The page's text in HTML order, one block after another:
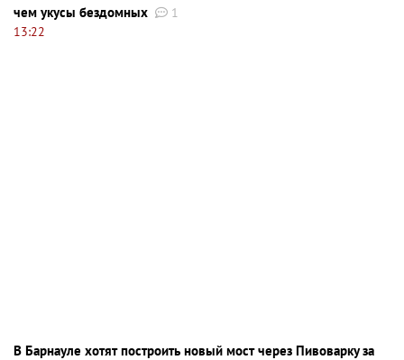
чем укусы бездомных
1
13:22
В Барнауле хотят построить новый мост через Пивоварку за